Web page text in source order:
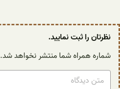
نظرتان را ثبت نمایید.
شماره همراه شما منتشر نخواهد شد.